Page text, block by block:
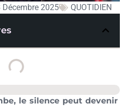
Décembre 2025 QUOTIDIEN
le silence peut devenir